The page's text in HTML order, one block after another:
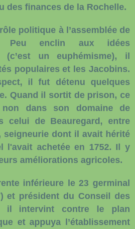
des finances de la Rochelle.
politique à l’assemblée de
Peu enclin aux idées
(c’est un euphémisme), il
populaires et les Jacobins.
il fut détenu quelques
Quand il sortit de prison, ce
dans son domaine de
celui de Beauregard, entre
seigneurie dont il avait hérité
l'avait achetée en 1752. Il y
améliorations agricoles.
inférieure le 23 germinal
et président du Conseil des
il intervint contre le plan
et appuya l’établissement